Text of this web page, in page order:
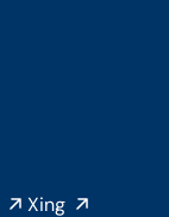
Xing